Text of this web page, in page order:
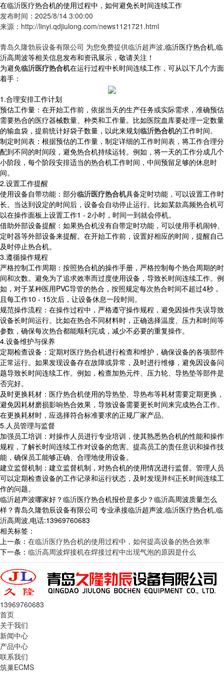
在临沂医疗热合机的使用过程中，如何避免长时间连续工作
发布时间：2025/8/14 3:00:00
来源：http://linyi.qdjiulong.com/news1121721.html
青岛久隆勃辰设备有限公司 为您免费提供临沂超声波,临沂医疗热合机,临
沂高周波等相关信息发布和资讯展示，敬请关注！
为避免临沂医疗热合机在运行过程中长时间连续工作，可从以下几个方面
着手：
1.合理安排工作计划
预估工作量：在开始工作前，依据当天的生产任务或实际需求，准确预估
需要热合的医疗器械数量、种类和工作量。比如医院血库要处理一定数量
的输血袋，提前统计好袋子数量，以此来规划临沂热合机的工作时间。
制定时间表：根据预估的工作量，制定详细的工作时间表，将工作合理分
配到不同的时间段，避免热合机持续运转。例如，将一天的工作分成几个
小阶段，每个阶段安排适当的热合机工作时间，中间预留足够的休息时
间。
2.设置工作提醒
使用设备自带功能：部分临沂医疗热合机具备定时功能，可以设置工作时
长。当达到设定的时间后，设备会自动停止运行。比如某款高频热合机可
以在操作面板上设置工作1 - 2小时，时间一到就会停机。
借助外部设备提醒：如果热合机没有自带定时功能，可以使用手机闹钟、
定时器等外部设备来提醒。在开始工作前，设置好相应的时间，提醒自己
及时停止热合机。
3.遵循操作规程
严格控制工作周期：按照热合机的操作手册，严格控制每个热合周期的时
间和次数。避免为了追求效率而过度使用设备，导致长时间连续工作。例
如，对于某种医用PVC导管的热合，按照规定每次热合时间不超过4秒，
且每工作10 - 15次后，让设备休息一段时间。
规范操作流程：在操作过程中，严格遵守操作规程，避免因操作失误导致
设备长时间运行。比如在热合不同材料时，正确选择温度、压力和时间等
参数，确保每次热合都能顺利完成，减少不必要的重复操作。
4.设备维护与保养
定期检查设备：定期对医疗热合机进行检查和维护，确保设备的各项部件
正常运行。如果发现设备存在故障或异常，及时进行维修，避免因设备问
题导致长时间连续工作。例如，检查加热元件、压力轮、导热垫等部件是
否完好。
及时更换耗材：医疗热合机使用的导热垫、导热布等耗材需要定期更换，
避免因耗材磨损影响热合效果，导致设备需要更长时间来完成热合工作。
在更换耗材时，应选择符合标准要求的正规厂家产品。
5.人员管理与监督
加强员工培训：对操作人员进行专业培训，使其熟悉热合机的性能和操作
规程，了解长时间连续工作对设备的危害。提高员工的责任意识和操作技
能，确保员工能够正确、合理地使用设备。
建立监督机制：建立监督机制，对热合机的使用情况进行监督。管理人员
可以定期检查设备的工作记录和运行状态，及时发现并纠正长时间连续工
作的问题。
临沂超声波哪家好？临沂医疗热合机报价是多少？临沂高周波质量怎么
样？青岛久隆勃辰设备有限公司 专业承接临沂超声波,临沂医疗热合机,临
沂高周波,电话:13969760683
相关标签：
上一条： 在临沂医疗热合机的使用过程中，如何提高设备的热合效率
下一条： 临沂高周波焊接机在焊接过程中出现气泡的原因是什么
13969760683
首页
关于我们
新闻中心
产品中心
联系我们
筑巢ECMS